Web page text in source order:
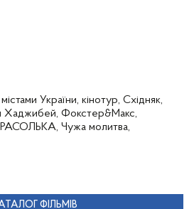
України, кінотур, Східняк,
Хаджибей, Фокстер&Макс,
Чужа молитва,
ФІЛЬМІВ